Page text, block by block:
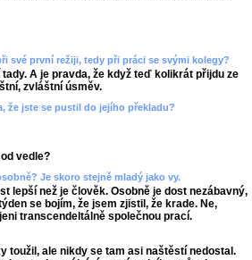
své první režiji, tedy při práci se svými kolegy?
A je pravda, že když teď kolikrát přijdu ze
zvláštní úsměv.
že jste se pustil do jejího překladu?
vedle?
Je skoro stejně mladý jako vy.
lepší než je člověk. Osobně je dost nezábavný,
se bojím, že jsem zjistil, že krade. Ne,
transcendeltálně společnou prací.
toužil, ale nikdy se tam asi naštěstí nedostal.